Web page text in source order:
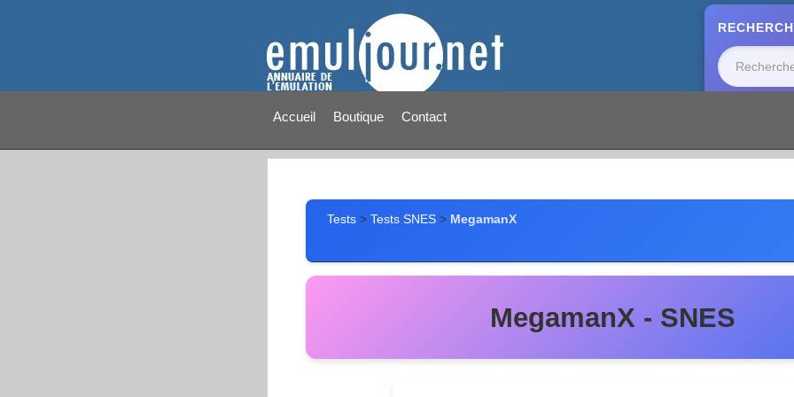
Accueil Boutique Contact
Tests> Tests SNES> MegamanX
MegamanX - SNES